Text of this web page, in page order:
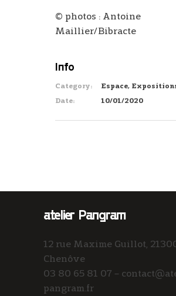
© photos : Antoine
Maillier/Bibracte
Info
Category:
Espace,
Date:
10/01/2020
atelier Pangram
12 rue Maxime Guillot,
Chenôve
03 80 65 81 07 –
pangram.fr